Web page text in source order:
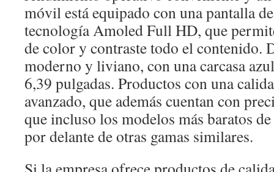
móvil está equipado con una pantalla
tecnología Amoled Full HD, que
de color y contraste todo el contenido.
moderno y liviano, con una carcasa
6,39 pulgadas. Productos con una
avanzado, que además cuentan con
que incluso los modelos más baratos
por delante de otras gamas similares.